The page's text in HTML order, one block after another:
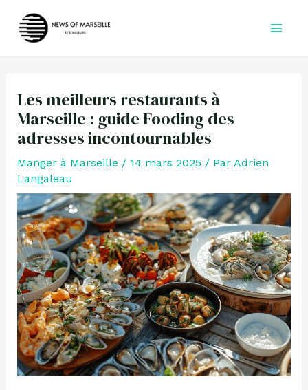
Les meilleurs restaurants à
Marseille : guide Fooding des
adresses incontournables
Manger à Marseille / 14 mars 2025 / Par Adrien
Langaleau